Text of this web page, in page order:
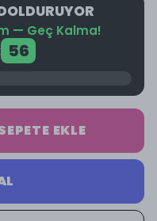
— Geç Kalma!
56
EKLE